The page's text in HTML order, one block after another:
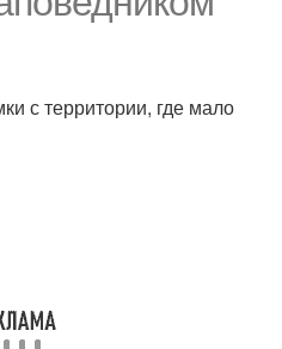
с территории, где мало